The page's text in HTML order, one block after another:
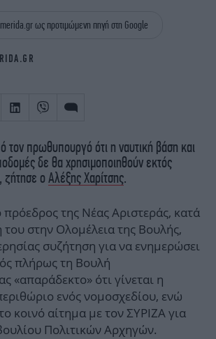
THE OCEAN
ως προτιμώμενη πηγή στη Google
τον πρωθυπουργό ότι η ναυτική βάση και
δε θα χρησιμοποιηθούν εκτός
ζήτησε ο Αλέξης Χαρίτσης.
της Νέας Αριστεράς, κατά
στην Ολομέλεια της Βουλής,
συζήτηση για να ενημερώσει
πλήρως τη Βουλή
«απαράδεκτο» ότι γίνεται η
ενός νομοσχεδίου, ενώ
κοινό αίτημα με τον ΣΥΡΙΖΑ για
Πολιτικών Αρχηγών.